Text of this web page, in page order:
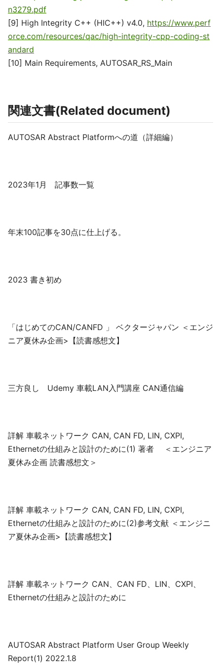
n3279.pdf
[9] High Integrity C++ (HIC++) v4.0, https://www.perf
orce.com/resources/qac/high-integrity-cpp-coding-st
andard
[10] Main Requirements, AUTOSAR_RS_Main
関連文書(Related document)
AUTOSAR Abstract Platformへの道（詳細編）
2023年1月 記事数一覧
年末100記事を30点に仕上げる。
2023 書き初め
「はじめてのCAN/CANFD 」 ベクタージャパン ＜エンジ
ニア夏休み企画>【読書感想文】
三方良し Udemy 車載LAN入門講座 CAN通信編
詳解 車載ネットワーク CAN, CAN FD, LIN, CXPI,
Ethernetの仕組みと設計のために(1) 著者 ＜エンジニア
夏休み企画 読書感想文＞
詳解 車載ネットワーク CAN, CAN FD, LIN, CXPI,
Ethernetの仕組みと設計のために(2)参考文献 ＜エンジニ
ア夏休み企画>【読書感想文】
詳解 車載ネットワーク CAN、CAN FD、LIN、CXPI、
Ethernetの仕組みと設計のために
AUTOSAR Abstract Platform User Group Weekly
Report(1) 2022.1.8